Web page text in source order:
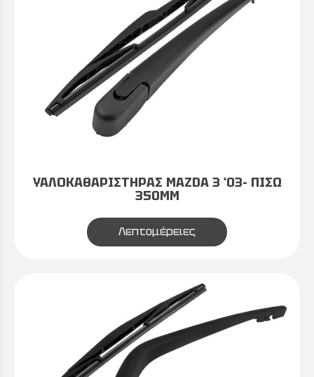
ΥΑΛΟΚΑΘΑΡΙΣΤΗΡΑΣ MAZDA 3 '03- ΠΙΣΩ
350MM
Λεπτομέρειες